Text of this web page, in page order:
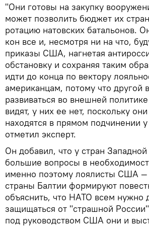
"Они готовы на закупку
может позволить бюджет их
ротацию натовских батальонов.
кон все и, несмотря ни на что,
приказы США, нагнетая
обстановку и сохраняя таким
идти до конца по вектору
американцам, потому что другой
развиваться во внешней
видят, у них ее нет, поскольку
находятся в прямом подчинении
отметил эксперт.
Он добавил, что у стран
большие вопросы в
именно поэтому лоялисты США
страны Балтии формируют
объяснить, что НАТО всем нужно
защищаться от "страшной
под руководством США они и